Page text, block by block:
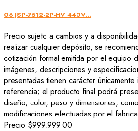
06 JSP-7512-2P-HV 440V...
Precio sujeto a cambios y a
realizar cualquier depósito, se
cotización formal emitida por el equipo
imágenes, descripciones y
presentadas tienen carácter únicamente
referencia; el producto final podrá
diseño, color, peso y dimensiones,
modificaciones efectuadas por el
Precio $999,999.00